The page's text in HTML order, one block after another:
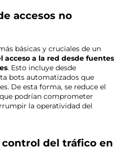
accesos no
básicas y cruciales de un
acceso a la red desde fuentes
. Esto incluye desde
bots automatizados que
De esta forma, se reduce el
podrían comprometer
la operatividad del
del tráfico en